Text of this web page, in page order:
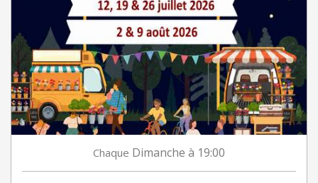
Chaque Dimanche à 19:00